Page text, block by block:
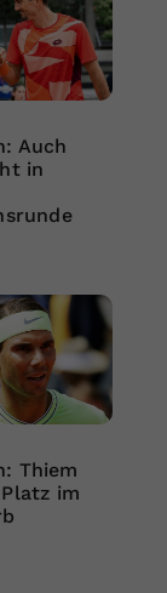
Auch
in
Thiem
im